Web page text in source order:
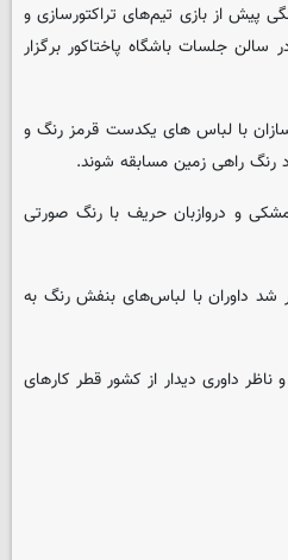
پیش از بازی تیم‌های تراکتورسازی و
ازبکستان از ساعت 15 در سالن جلسات باشگاه پاختاکور برگزار
با لباس های یکدست قرمز رنگ و
رنگ راهی زمین مسابقه شوند.
مشکی و دروازبان حریف با رنگ صورتی
داوران با لباس‌های بنفش رنگ به
ناظر داوری دیدار از کشور قطر کارهای